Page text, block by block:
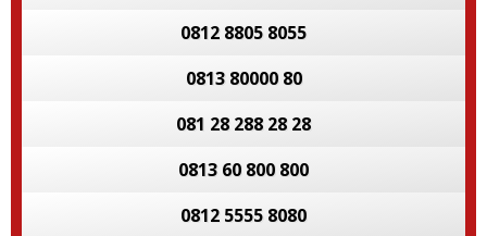
0812 8805 8055
0813 80000 80
081 28 288 28 28
0813 60 800 800
0812 5555 8080